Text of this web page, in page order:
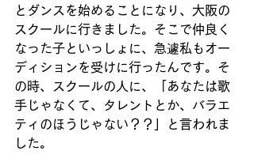
とダンスを始めることになり、大阪の
スクールに行きました。そこで仲良く
なった子といっしょに、急遽私もオー
ディションを受けに行ったんです。そ
の時、スクールの人に、「あなたは歌
手じゃなくて、タレントとか、バラエ
ティのほうじゃない？？」と言われま
した。